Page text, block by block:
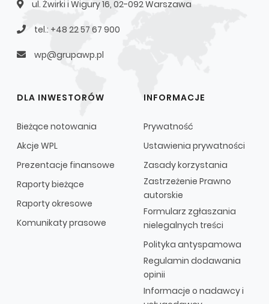
ul. Żwirki i Wigury 16, 02-092 Warszawa
tel.: +48 22 57 67 900
wp@grupawp.pl
DLA INWESTORÓW
Bieżące notowania
Akcje WPL
Prezentacje finansowe
Raporty bieżące
Raporty okresowe
Komunikaty prasowe
INFORMACJE
Prywatność
Ustawienia prywatności
Zasady korzystania
Zastrzeżenie Prawno
autorskie
Formularz zgłaszania
nielegalnych treści
Polityka antyspamowa
Regulamin dodawania
opinii
Informacje o nadawcy i